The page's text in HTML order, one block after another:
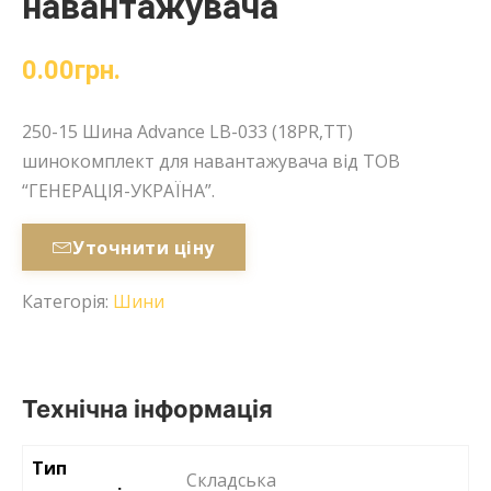
0.00грн.
250-15 Шина Advance LB-033 (18PR,TT)
шинокомплект для навантажувача від ТОВ
“ГЕНЕРАЦІЯ-УКРАЇНА”.
Уточнити ціну
Категорія: Шини
Технічна інформація
Тип
Cкладська